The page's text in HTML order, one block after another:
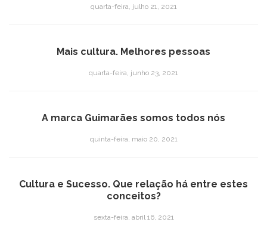
quarta-feira, julho 21, 2021
Mais cultura. Melhores pessoas
quarta-feira, junho 23, 2021
A marca Guimarães somos todos nós
quinta-feira, maio 20, 2021
Cultura e Sucesso. Que relação há entre estes
conceitos?
sexta-feira, abril 16, 2021